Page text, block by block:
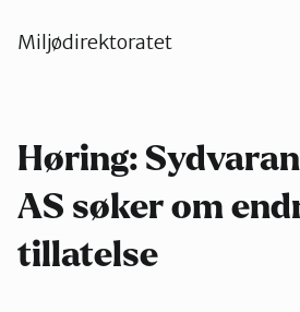
Miljødirektoratet
Høring:
AS søker om
tillatelse